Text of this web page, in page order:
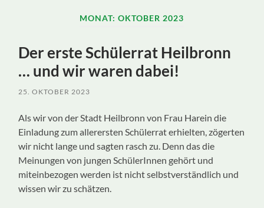
MONAT:OKTOBER 2023
Der erste Schülerrat Heilbronn
… und wir waren dabei!
25. OKTOBER 2023
Als wir von der Stadt Heilbronn von Frau Harein die
Einladung zum allerersten Schülerrat erhielten, zögerten
wir nicht lange und sagten rasch zu. Denn das die
Meinungen von jungen SchülerInnen gehört und
miteinbezogen werden ist nicht selbstverständlich und
wissen wir zu schätzen.